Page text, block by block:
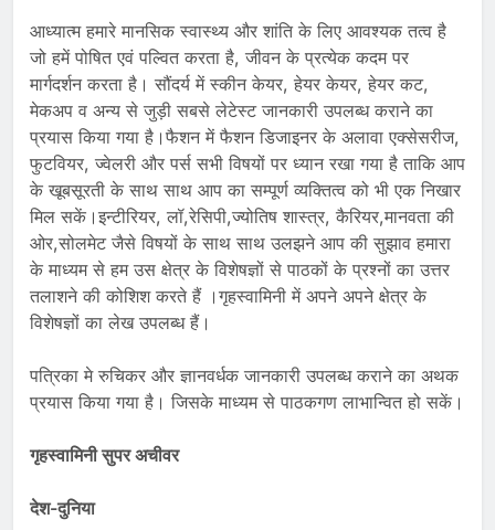
आध्यात्म हमारे मानसिक स्वास्थ्य और शांति के लिए आवश्यक तत्व है
जो हमें पोषित एवं पल्वित करता है, जीवन के प्रत्येक कदम पर
मार्गदर्शन करता है। सौंदर्य में स्कीन केयर, हेयर केयर, हेयर कट,
मेकअप व अन्य से जुड़ी सबसे लेटेस्ट जानकारी उपलब्ध कराने का
प्रयास किया गया है।फैशन में फैशन डिजाइनर के अलावा एक्सेसरीज,
फुटवियर, ज्वेलरी और पर्स सभी विषयों पर ध्यान रखा गया है ताकि आप
के खूबसूरती के साथ साथ आप का सम्पूर्ण व्यक्तित्व को भी एक निखार
मिल सकें।इन्टीरियर, लॉ,रेसिपी,ज्योतिष शास्त्र, कैरियर,मानवता की
ओर,सोलमेट जैसे विषयों के साथ साथ उलझने आप की सुझाव हमारा
के माध्यम से हम उस क्षेत्र के विशेषज्ञों से पाठकों के प्रश्नों का उत्तर
तलाशने की कोशिश करते हैं ।गृहस्वामिनी में अपने अपने क्षेत्र के
विशेषज्ञों का लेख उपलब्ध हैं।
पत्रिका मे रुचिकर और ज्ञानवर्धक जानकारी उपलब्ध कराने का अथक
प्रयास किया गया है। जिसके माध्यम से पाठकगण लाभान्वित हो सकें।
गृहस्वामिनी सुपर अचीवर
देश-दुनिया